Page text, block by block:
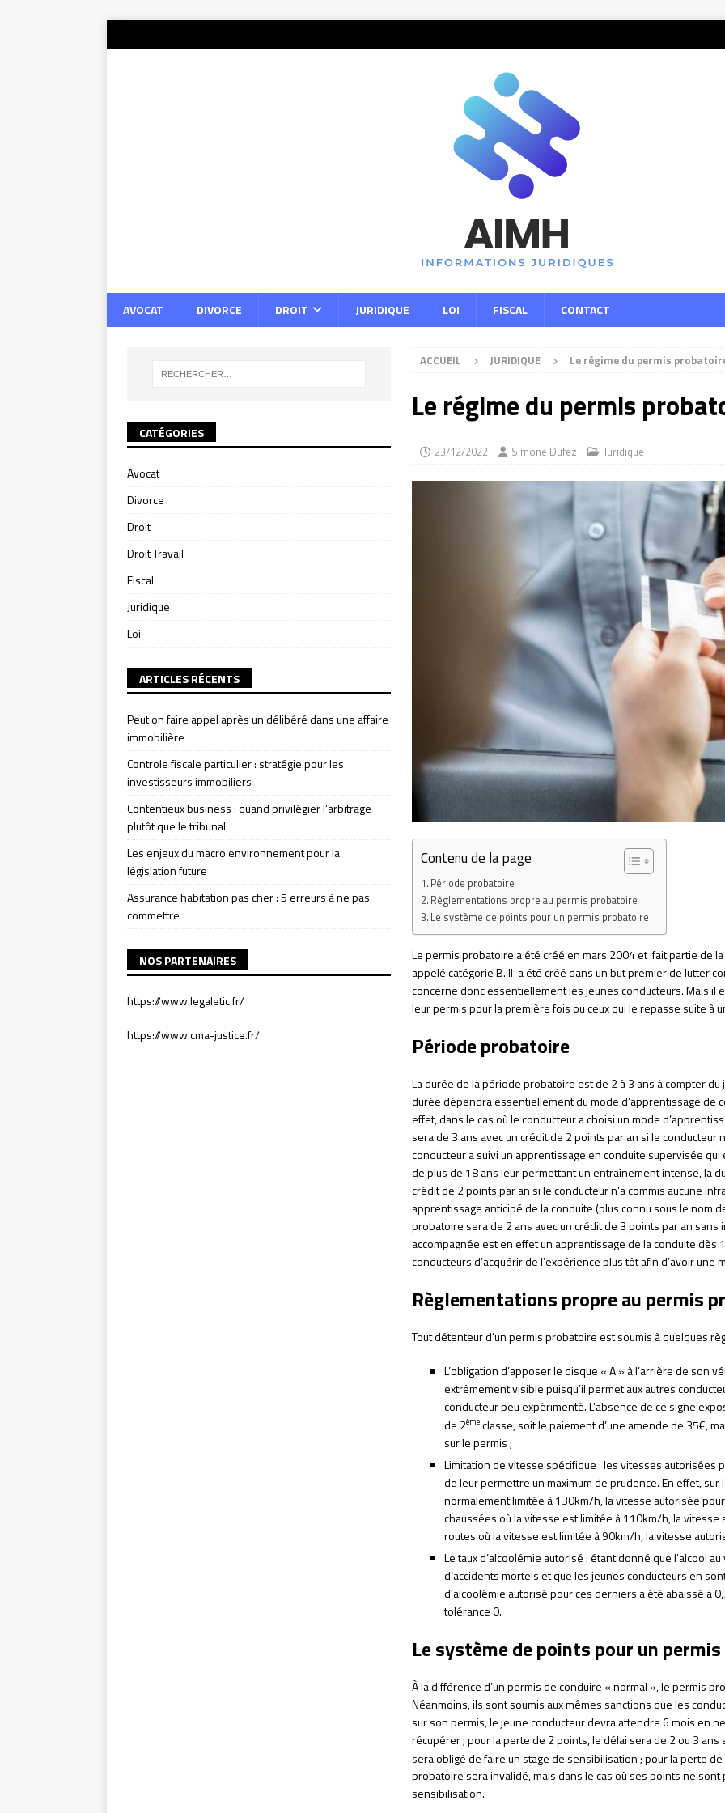
AVOCAT DIVORCE DROIT JURIDIQUE LOI FISCAL CONTACT
ACCUEIL JURIDIQUE Le régime du permis
Le régime du permis
23/12/2022 Simone Dufez Juridique
Contenu de la page
Période probatoire
Règlementations propre au permis probatoire
Le système de points pour un permis probatoire
Le permis probatoire a été créé en mars 2004 et fait partie de
appelé catégorie B. Il a été créé dans un but premier de lutter
concerne donc essentiellement les jeunes conducteurs. Mais il
leur permis pour la première fois ou ceux qui le repasse suite à
Période probatoire
La durée de la période probatoire est de 2 à 3 ans à compter
durée dépendra essentiellement du mode d’apprentissage de
effet, dans le cas où le conducteur a choisi un mode
sera de 3 ans avec un crédit de 2 points par an si le conducteur
conducteur a suivi un apprentissage en conduite supervisée
de plus de 18 ans leur permettant un entraînement intense, la
crédit de 2 points par an si le conducteur n’a commis aucune
apprentissage anticipé de la conduite (plus connu sous le nom
probatoire sera de 2 ans avec un crédit de 3 points par an
accompagnée est en effet un apprentissage de la conduite dès
conducteurs d’acquérir de l’expérience plus tôt afin d’avoir une
Règlementations propre au permis
Tout détenteur d’un permis probatoire est soumis à quelques
L’obligation d’apposer le disque « A » à l’arrière de son
extrêmement visible puisqu’il permet aux autres
conducteur peu expérimenté. L’absence de ce signe
de 2èmeclasse, soit le paiement d’une amende de 35€,
sur le permis ;
Limitation de vitesse spécifique : les vitesses autorisées
de leur permettre un maximum de prudence. En effet,
normalement limitée à 130km/h, la vitesse autorisée
chaussées où la vitesse est limitée à 110km/h, la
routes où la vitesse est limitée à 90km/h, la vitesse
Le taux d’alcoolémie autorisé : étant donné que l’alcool
d’accidents mortels et que les jeunes conducteurs en
d’alcoolémie autorisé pour ces derniers a été abaissé à
tolérance 0.
Le système de points pour un
À la différence d’un permis de conduire « normal », le permis
Néanmoins, ils sont soumis aux mêmes sanctions que les
sur son permis, le jeune conducteur devra attendre 6 mois en
récupérer ; pour la perte de 2 points, le délai sera de 2 ou 3
sera obligé de faire un stage de sensibilisation ; pour la perte
probatoire sera invalidé, mais dans le cas où ses points ne sont
sensibilisation.
CATÉGORIES
Avocat
Divorce
Droit
Droit Travail
Fiscal
Juridique
Loi
ARTICLES RÉCENTS
Peut on faire appel après un délibéré dans une affaire
immobilière
Controle fiscale particulier : stratégie pour les
investisseurs immobiliers
Contentieux business : quand privilégier l’arbitrage
plutôt que le tribunal
Les enjeux du macro environnement pour la
législation future
Assurance habitation pas cher : 5 erreurs à ne pas
commettre
NOS PARTENAIRES
https://www.legaletic.fr/
https://www.cma-justice.fr/